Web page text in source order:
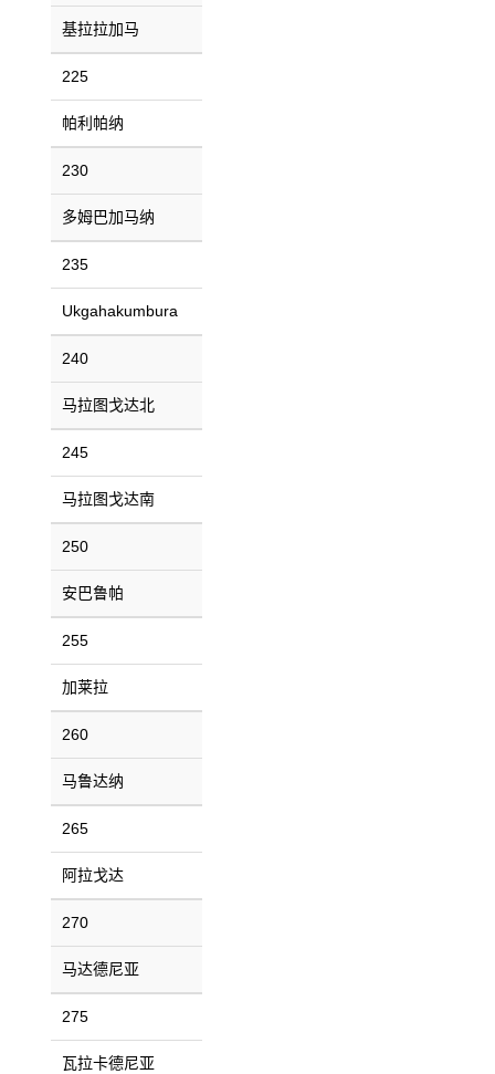
基拉拉加马
225
帕利帕纳
230
多姆巴加马纳
235
Ukgahakumbura
240
马拉图戈达北
245
马拉图戈达南
250
安巴鲁帕
255
加莱拉
260
马鲁达纳
265
阿拉戈达
270
马达德尼亚
275
瓦拉卡德尼亚